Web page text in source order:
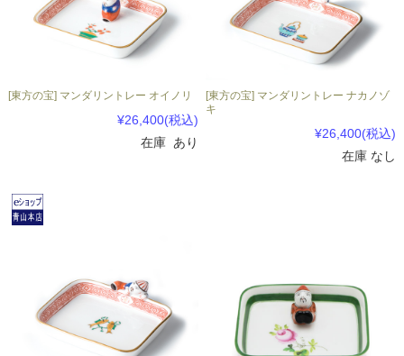
[東方の宝] マンダリントレー オイノリ
¥26,400(税込)
在庫 あり
[東方の宝] マンダリントレー ナカノゾ
キ
¥26,400(税込)
在庫 なし